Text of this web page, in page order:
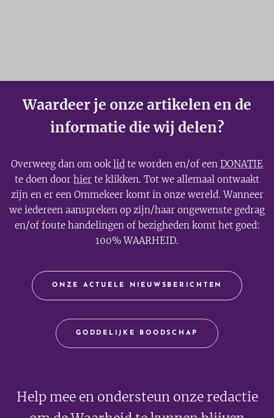
Waardeer je onze artikelen en de
informatie die wij delen?
Overweeg dan om ooklid te worden en/of een DONATIE
te doen door hier te klikken. Tot we allemaal ontwaakt
zijn en er een Ommekeer komt in onze wereld. Wanneer
we iedereen aanspreken op zijn/haar ongewenste gedrag
en/of foute handelingen of bezigheden komt het goed:
100% WAARHEID.
ONZE ACTUELE NIEUWSBERICHTEN
GODDELIJKE BOODSCHAP
Help mee en ondersteun onze redactie